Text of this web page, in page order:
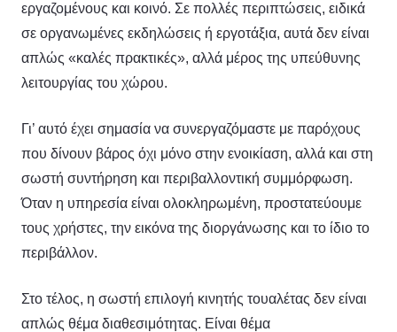
εργαζομένους και κοινό. Σε πολλές περιπτώσεις, ειδικά
σε οργανωμένες εκδηλώσεις ή εργοτάξια, αυτά δεν είναι
απλώς «καλές πρακτικές», αλλά μέρος της υπεύθυνης
λειτουργίας του χώρου.
Γι’ αυτό έχει σημασία να συνεργαζόμαστε με παρόχους
που δίνουν βάρος όχι μόνο στην ενοικίαση, αλλά και στη
σωστή συντήρηση και περιβαλλοντική συμμόρφωση.
Όταν η υπηρεσία είναι ολοκληρωμένη, προστατεύουμε
τους χρήστες, την εικόνα της διοργάνωσης και το ίδιο το
περιβάλλον.
Στο τέλος, η σωστή επιλογή κινητής τουαλέτας δεν είναι
απλώς θέμα διαθεσιμότητας. Είναι θέμα